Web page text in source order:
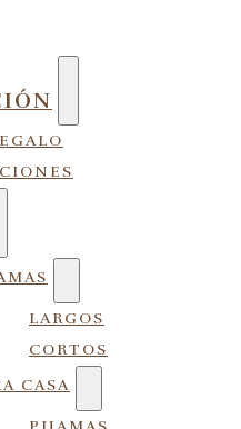
LARGOS
CORTOS
CASA